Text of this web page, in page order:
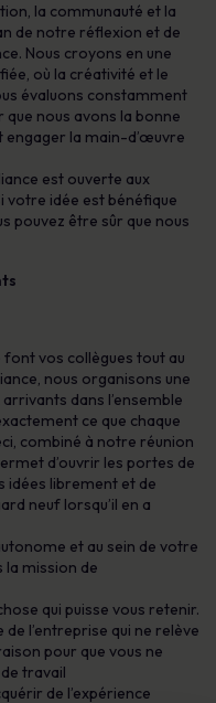
la communauté et la
de notre réflexion et de
Nous croyons en une
où la créativité et le
évaluons constamment
nous avons la bonne
engager la main-d’œuvre
est ouverte aux
votre idée est bénéfique
pouvez être sûr que nous
vos collègues tout au
nous organisons une
dans l’ensemble
ce que chaque
combiné à notre réunion
d’ouvrir les portes de
idées librement et de
neuf lorsqu’il en a
et au sein de votre
la mission de
qui puisse vous retenir.
l’entreprise qui ne relève
pour que vous ne
travail
de l’expérience